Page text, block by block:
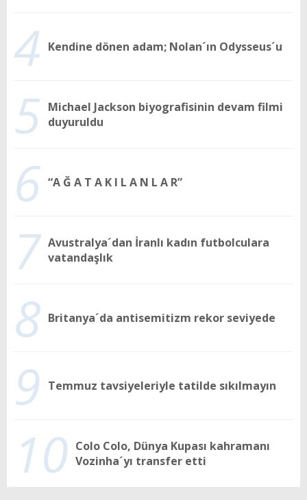
4 Kendine dönen adam; Nolan´ın Odysseus´u
5 Michael Jackson biyografisinin devam filmi
duyuruldu
6 “A Ğ A T A K I L A N L A R”
7 Avustralya´dan İranlı kadın futbolculara
vatandaşlık
8 Britanya´da antisemitizm rekor seviyede
9 Temmuz tavsiyeleriyle tatilde sıkılmayın
10 Colo Colo, Dünya Kupası kahramanı
Vozinha´yı transfer etti